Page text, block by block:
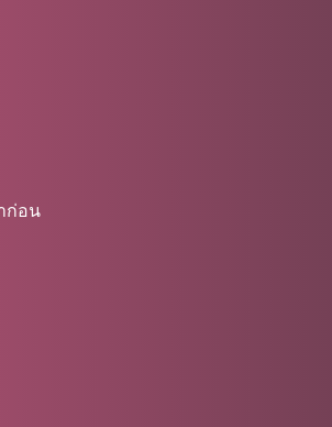
ก่อน